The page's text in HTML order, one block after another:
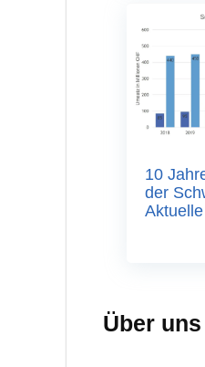
10
der
Über uns